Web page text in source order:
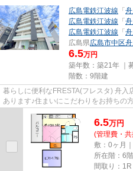
広島電鉄江波線 「
広島電鉄江波線 「
広島電鉄江波線 「
広島県広島市中区
6.5万円
築年数：築21年 ｜
階数：9階建
暮らしに便利なFRESTA(フレスタ) 舟
あります♪住まいにこだわりをお持ちの
6.5万円
(管理費・
敷：0ヶ月
所在階：6階
間取り：1R